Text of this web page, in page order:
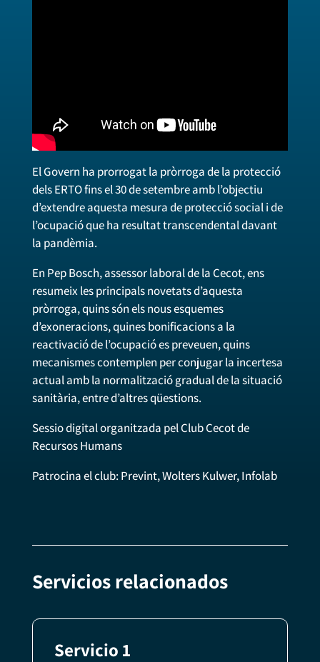
El Govern ha prorrogat la pròrroga de la protecció
dels ERTO fins el 30 de setembre amb l’objectiu
d’extendre aquesta mesura de protecció social i de
l’ocupació que ha resultat transcendental davant
la pandèmia.
En Pep Bosch, assessor laboral de la Cecot, ens
resumeix les principals novetats d’aquesta
pròrroga, quins són els nous esquemes
d’exoneracions, quines bonificacions a la
reactivació de l’ocupació es preveuen, quins
mecanismes contemplen per conjugar la incertesa
actual amb la normalització gradual de la situació
sanitària, entre d’altres qüestions.
Sessio digital organitzada pel Club Cecot de
Recursos Humans
Patrocina el club: Prevint, Wolters Kulwer, Infolab
Servicios relacionados
Servicio 1